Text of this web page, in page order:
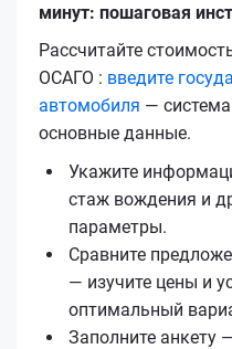
минут: пошаговая
Рассчитайте
ОСАГО : введите
автомобиля —
основные данные.
Укажите
стаж вождения и
параметры.
Сравните
— изучите цены и
оптимальный
Заполните анкету